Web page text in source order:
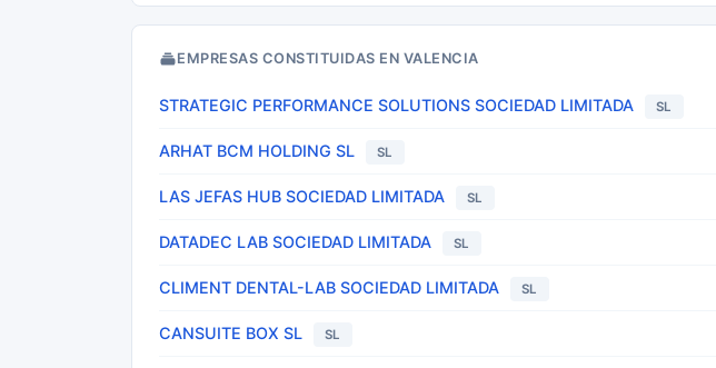
EMPRESAS CONSTITUIDAS EN VALENCIA
STRATEGIC PERFORMANCE SOLUTIONS SOCIEDAD LIMITADA SL
ARHAT BCM HOLDING SL SL
LAS JEFAS HUB SOCIEDAD LIMITADA SL
DATADEC LAB SOCIEDAD LIMITADA SL
CLIMENT DENTAL-LAB SOCIEDAD LIMITADA SL
CANSUITE BOX SL SL